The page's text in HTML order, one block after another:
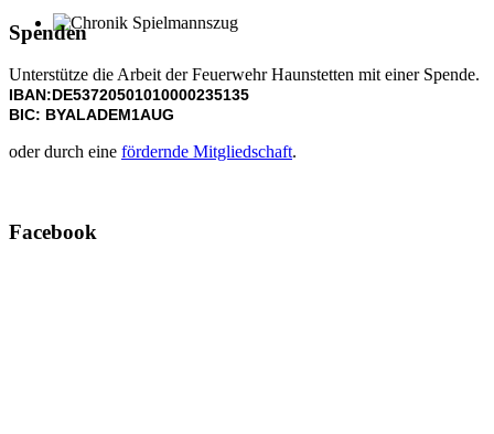
Chronik Spielmannszug
Spenden
Unterstütze die Arbeit der Feuerwehr Haunstetten mit einer Spende.
IBAN:DE53720501010000235135
BIC: BYALADEM1AUG
oder durch eine fördernde Mitgliedschaft.
Facebook